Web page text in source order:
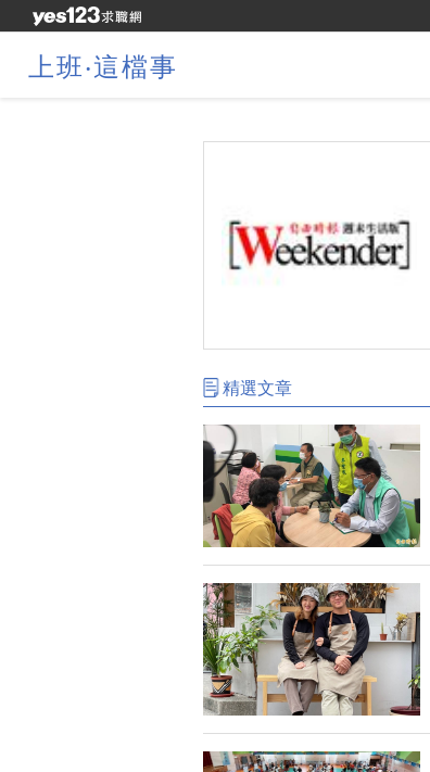
上班‧這檔事
精選文章